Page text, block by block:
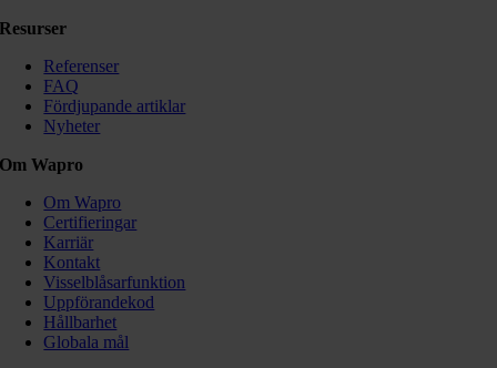
Resurser
Referenser
FAQ
Fördjupande artiklar
Nyheter
Om Wapro
Om Wapro
Certifieringar
Karriär
Kontakt
Visselblåsarfunktion
Uppförandekod
Hållbarhet
Globala mål